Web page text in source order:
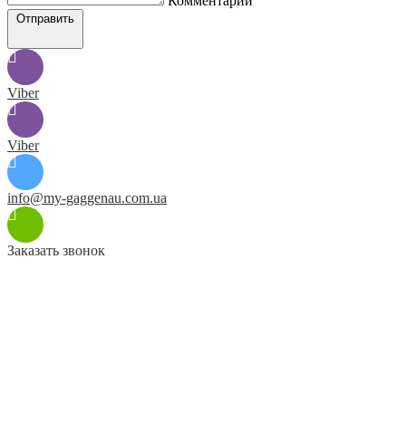
Отправить
Viber
Viber
info@my-gaggenau.com.ua
Заказать звонок